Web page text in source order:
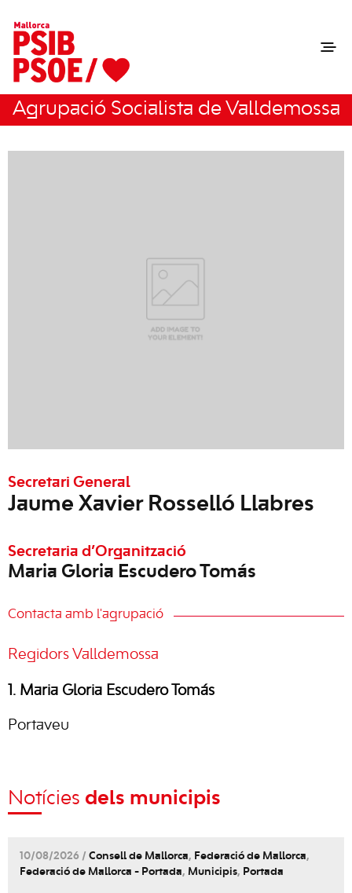
Agrupació Socialista de Valldemossa
Secretari General
Jaume Xavier Rosselló Llabres
Secretaria d’Organització
Maria Gloria Escudero Tomás
Contacta amb l'agrupació
Regidors Valldemossa
1. Maria Gloria Escudero Tomás
Portaveu
Notícies dels municipis
10/08/2026 / Consell de Mallorca, Federació de Mallorca,
Federació de Mallorca - Portada, Municipis, Portada